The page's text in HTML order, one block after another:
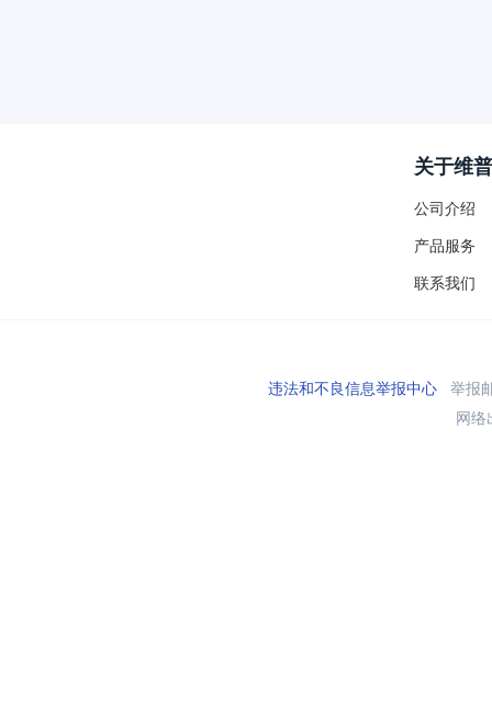
关于维普
公司介绍
产品服务
联系我们
违法和不良信息举报中心举报
网